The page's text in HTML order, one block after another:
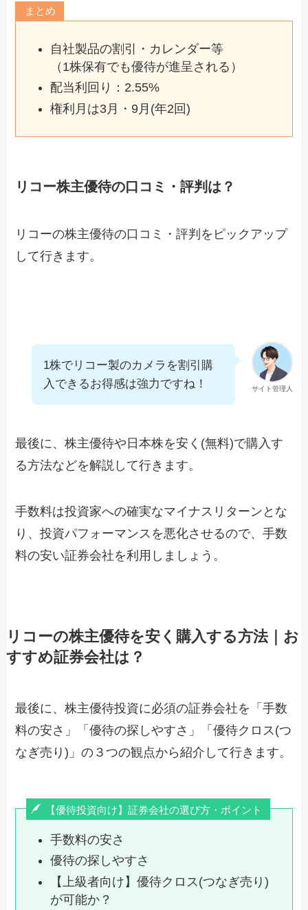
まとめ
自社製品の割引・カレンダー等
（1株保有でも優待が進呈される）
配当利回り：2.55%
権利月は3月・9月(年2回)
リコー株主優待の口コミ・評判は？
リコーの株主優待の口コミ・評判をピックアップ
して行きます。
サイト管理人
1株でリコー製のカメラを割引購
入できるお得感は強力ですね！
最後に、株主優待や日本株を安く(無料)で購入す
る方法などを解説して行きます。
手数料は投資家への確実なマイナスリターンとな
り、投資パフォーマンスを悪化させるので、手数
料の安い証券会社を利用しましょう。
リコーの株主優待を安く購入する方法｜お
すすめ証券会社は？
最後に、株主優待投資に必須の証券会社を「手数
料の安さ」「優待の探しやすさ」「優待クロス(つ
なぎ売り)」の３つの観点から紹介して行きます。
【優待投資向け】証券会社の選び方・ポイント
手数料の安さ
優待の探しやすさ
【上級者向け】優待クロス(つなぎ売り)
が可能か？